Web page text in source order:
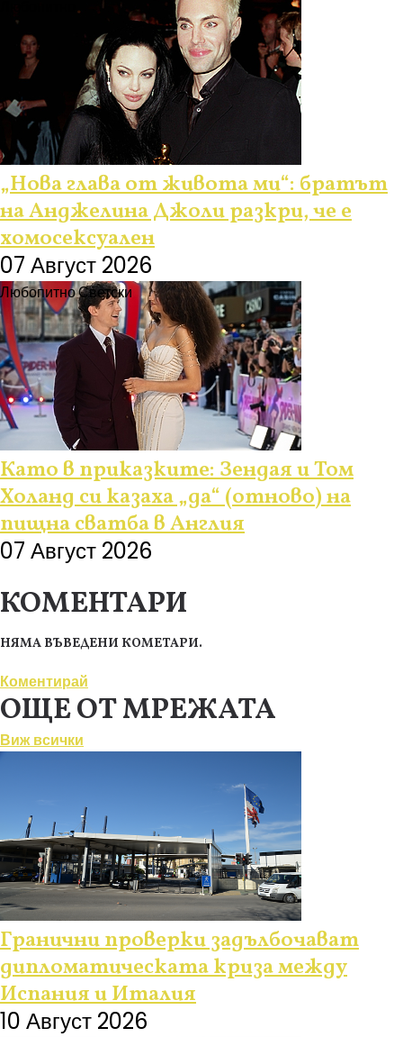
„Нова глава от живота ми“: братът
на Анджелина Джоли разкри, че е
хомосексуален
07 Август 2026
ЛюбопитноСветски
Като в приказките: Зендая и Том
Холанд си казаха „да“ (отново) на
пищна сватба в Англия
07 Август 2026
КОМЕНТАРИ
НЯМА ВЪВЕДЕНИ КОМЕТАРИ.
Коментирай
ОЩЕ ОТ МРЕЖАТА
Виж всички
Гранични проверки задълбочават
дипломатическата криза между
Испания и Италия
10 Август 2026